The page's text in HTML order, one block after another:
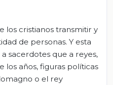
los cristianos transmitir y
de personas. Y esta
sacerdotes que a reyes,
los años, figuras políticas
o el rey